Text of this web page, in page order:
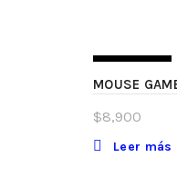
MOUSE
$8,900
Leer más